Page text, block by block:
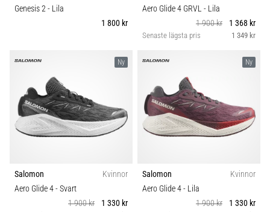
Genesis 2- Lila
1 800 kr
Aero Glide 4 GRVL - Lila
1 900 kr
1 368 kr
Senaste lägsta pris 1 349 kr
Ny
Salomon
Kvinnor
Aero Glide 4- Svart
1 900 kr
1 330 kr
Ny
Salomon
Kvinnor
Aero Glide 4- Lila
1 900 kr
1 330 kr